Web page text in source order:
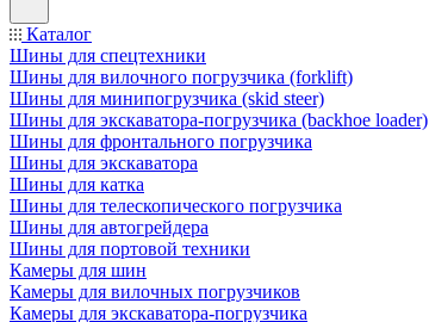
Каталог
Шины для спецтехники
Шины для вилочного погрузчика (forklift)
Шины для минипогрузчика (skid steer)
Шины для экскаватора-погрузчика (backhoe loader)
Шины для фронтального погрузчика
Шины для экскаватора
Шины для катка
Шины для телескопического погрузчика
Шины для автогрейдера
Шины для портовой техники
Камеры для шин
Камеры для вилочных погрузчиков
Камеры для экскаватора-погрузчика